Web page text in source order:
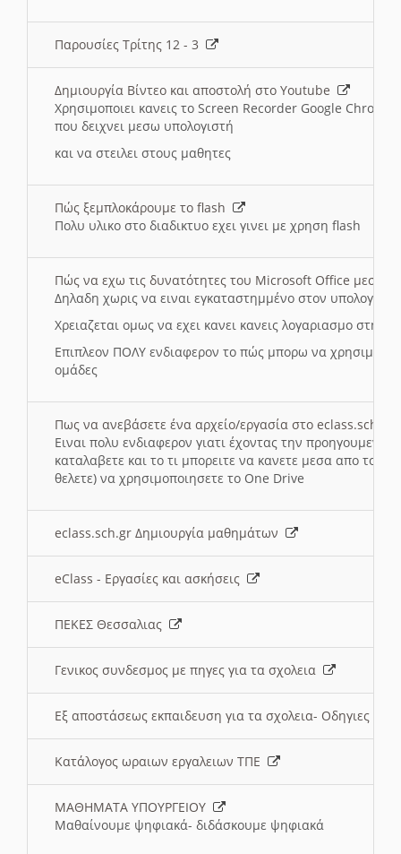
Παρουσίες Τρίτης 12 - 3
Δημιουργία Βίντεο και αποστολή στο Youtube
Χρησιμοποιει κανεις το Screen Recorder Google Chrome
που δειχνει μεσω υπολογιστή
και να στειλει στους μαθητες
Πώς ξεμπλοκάρουμε το flash
Πολυ υλικο στο διαδικτυο εχει γινει με χρηση flash
Πώς να εχω τις δυνατότητες του Microsoft Office μεσω
Δηλαδη χωρις να ειναι εγκαταστημμένο στον
Χρειαζεται ομως να εχει κανει κανεις λογαριασμο στη
Επιπλεον ΠΟΛΥ ενδιαφερον το πώς μπορω να
ομάδες
Πως να ανεβάσετε ένα αρχείο/εργασία στο eclass.sch.gr
Ειναι πολυ ενδιαφερον γιατι έχοντας την
καταλαβετε και το τι μπορειτε να κανετε μεσα απο το
θελετε) να χρησιμοποιησετε το One Drive
eclass.sch.gr Δημιουργία μαθημάτων
eClass - Εργασίες και ασκήσεις
ΠΕΚΕΣ Θεσσαλιας
Γενικος συνδεσμος με πηγες για τα σχολεια
Εξ αποστάσεως εκπαιδευση για τα σχολεια- Οδηγιες
Κατάλογος ωραιων εργαλειων ΤΠΕ
ΜΑΘΗΜΑΤΑ ΥΠΟΥΡΓΕΙΟΥ
Μαθαίνουμε ψηφιακά- διδάσκουμε ψηφιακά